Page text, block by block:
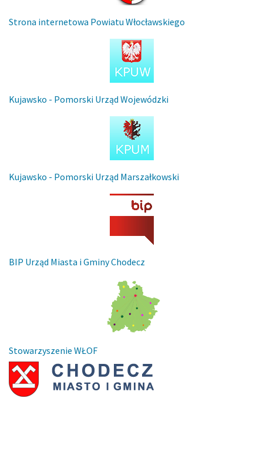
Strona internetowa Powiatu Włocławskiego
Kujawsko - Pomorski Urząd Wojewódzki
Kujawsko - Pomorski Urząd Marszałkowski
BIP Urząd Miasta i Gminy Chodecz
Stowarzyszenie WŁOF